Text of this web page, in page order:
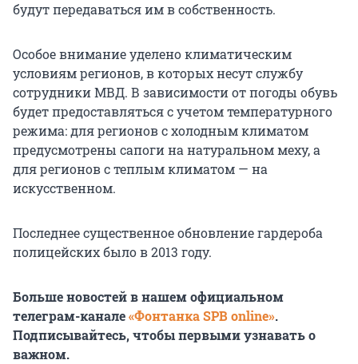
будут передаваться им в собственность.
Особое внимание уделено климатическим
условиям регионов, в которых несут службу
сотрудники МВД. В зависимости от погоды обувь
будет предоставляться с учетом температурного
режима: для регионов с холодным климатом
предусмотрены сапоги на натуральном меху, а
для регионов с теплым климатом — на
искусственном.
Последнее существенное обновление гардероба
полицейских было в 2013 году.
Больше новостей в нашем официальном
телеграм-канале«Фонтанка SPB online».
Подписывайтесь, чтобы первыми узнавать о
важном.